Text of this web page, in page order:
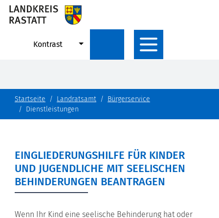
Kontrast
Startseite Landratsamt
Bürgerservice
Dienstleistungen
EINGLIEDERUNGSHILFE FÜR KINDER
UND JUGENDLICHE MIT SEELISCHEN
BEHINDERUNGEN BEANTRAGEN
Wenn Ihr Kind eine seelische Behinderung hat oder